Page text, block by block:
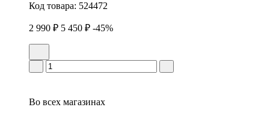
Код товара: 524472
2 990 ₽ 5 450 ₽ -45%
Во всех магазинах